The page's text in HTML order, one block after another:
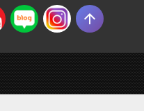
arrow_upward